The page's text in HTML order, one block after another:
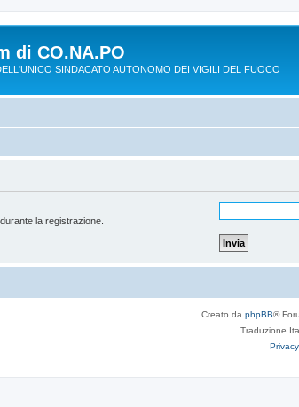
di CO.NA.PO
SINDACATO AUTONOMO DEI VIGILI DEL FUOCO
la registrazione.
Creato da phpBB®
Traduzione
Privacy